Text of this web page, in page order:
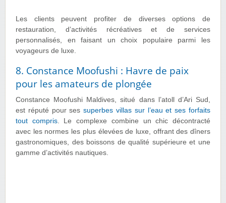
Les clients peuvent profiter de diverses options de
restauration, d’activités récréatives et de services
personnalisés, en faisant un choix populaire parmi les
voyageurs de luxe.
8. Constance Moofushi : Havre de paix
pour les amateurs de plongée
Constance Moofushi Maldives, situé dans l’atoll d’Ari Sud,
est réputé pour sessuperbes villas sur l’eau et ses forfaits
tout compris. Le complexe combine un chic décontracté
avec les normes les plus élevées de luxe, offrant des dîners
gastronomiques, des boissons de qualité supérieure et une
gamme d’activités nautiques.